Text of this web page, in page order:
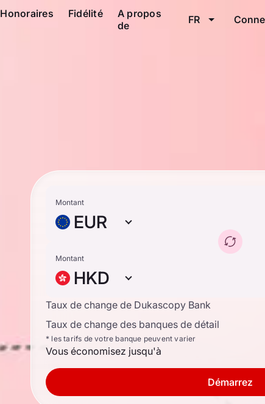
Honoraires Fidélité
A propos
de
FR
Montant
EUR
Montant
HKD
Taux de change de Dukascopy Bank
Taux de change des banques de détail
* les tarifs de votre banque peuvent varier
Vous économisez jusqu'à
Démarrez